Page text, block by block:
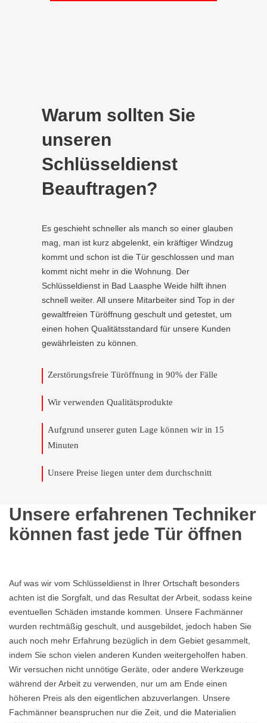
Warum sollten Sie
unseren
Schlüsseldienst
Beauftragen?
Es geschieht schneller als manch so einer glauben
mag, man ist kurz abgelenkt, ein kräftiger Windzug
kommt und schon ist die Tür geschlossen und man
kommt nicht mehr in die Wohnung. Der
Schlüsseldienst in Bad Laasphe Weide hilft ihnen
schnell weiter. All unsere Mitarbeiter sind Top in der
gewaltfreien Türöffnung geschult und getestet, um
einen hohen Qualitätsstandard für unsere Kunden
gewährleisten zu können.
Zerstörungsfreie Türöffnung in 90% der Fälle
Wir verwenden Qualitätsprodukte
Aufgrund unserer guten Lage können wir in 15
Minuten
Unsere Preise liegen unter dem durchschnitt
Unsere erfahrenen Techniker
können fast jede Tür öffnen
Auf was wir vom Schlüsseldienst in Ihrer Ortschaft besonders
achten ist die Sorgfalt, und das Resultat der Arbeit, sodass keine
eventuellen Schäden imstande kommen. Unsere Fachmänner
wurden rechtmäßig geschult, und ausgebildet, jedoch haben Sie
auch noch mehr Erfahrung bezüglich in dem Gebiet gesammelt,
indem Sie schon vielen anderen Kunden weitergeholfen haben.
Wir versuchen nicht unnötige Geräte, oder andere Werkzeuge
während der Arbeit zu verwenden, nur um am Ende einen
höheren Preis als den eigentlichen abzuverlangen. Unsere
Fachmänner beanspruchen nur die Zeit, und die Materialien